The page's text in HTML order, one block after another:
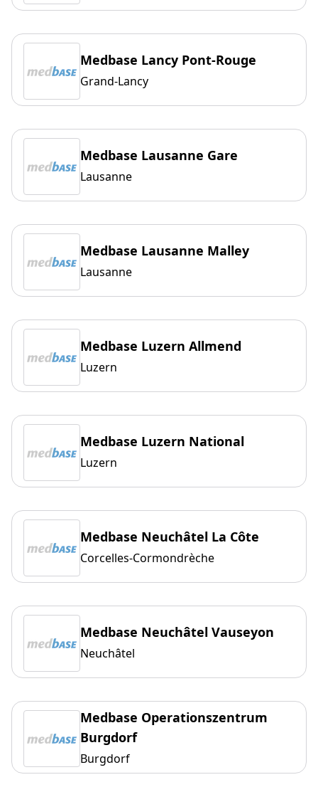
Medbase Lancy Pont-Rouge
Grand-Lancy
Medbase Lausanne Gare
Lausanne
Medbase Lausanne Malley
Lausanne
Medbase Luzern Allmend
Luzern
Medbase Luzern National
Luzern
Medbase Neuchâtel La Côte
Corcelles-Cormondrèche
Medbase Neuchâtel Vauseyon
Neuchâtel
Medbase Operationszentrum
Burgdorf
Burgdorf